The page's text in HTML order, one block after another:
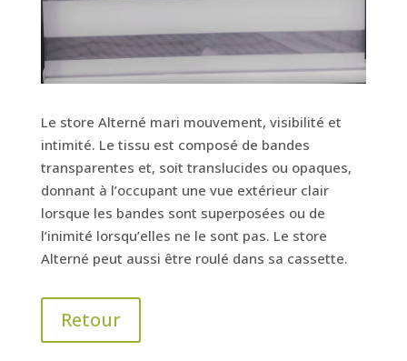
Le store Alterné mari mouvement, visibilité et
intimité. Le tissu est composé de bandes
transparentes et, soit translucides ou opaques,
donnant à l’occupant une vue extérieur clair
lorsque les bandes sont superposées ou de
l’inimité lorsqu’elles ne le sont pas. Le store
Alterné peut aussi être roulé dans sa cassette.
Retour